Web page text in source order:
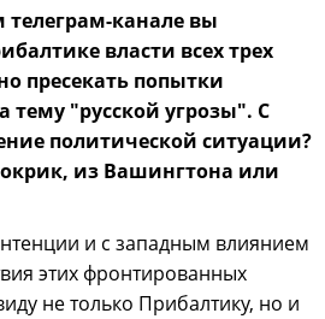
телеграм-канале вы
власти всех трех
пресекать попытки
тему "русской угрозы". С
политической ситуации?
из Вашингтона или
и с западным влиянием
этих фронтированных
не только Прибалтику, но и